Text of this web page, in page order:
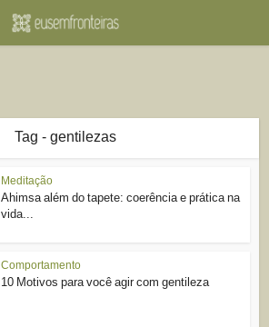
Tag - gentilezas
Meditação
Ahimsa além do tapete: coerência e prática na
vida...
Comportamento
10 Motivos para você agir com gentileza